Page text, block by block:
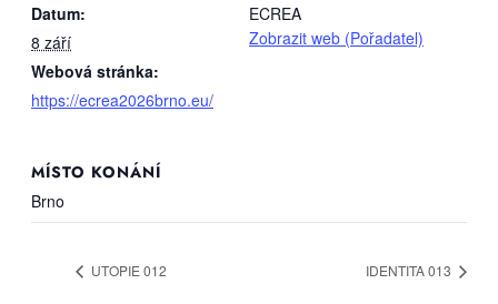
Datum:
8 září
Webová stránka:
https://ecrea2026brno.eu/
ECREA
Zobrazit web (Pořadatel)
MÍSTO KONÁNÍ
Br­no
UTO­PIE 012 IDEN­TI­TA 013